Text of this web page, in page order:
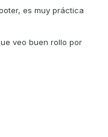
es muy práctica
veo buen rollo por